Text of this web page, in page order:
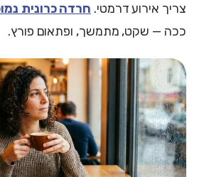
צריך אירוע דרמטי. חרדה כרונית
ככה — שקט, מתמשך, ופתאום פורץ.